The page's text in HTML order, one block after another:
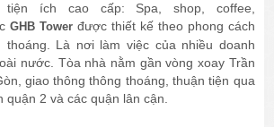
ích cao cấp: Spa, shop, coffee,
GHB Tower được thiết kế theo phong cách
thoáng. Là nơi làm việc của nhiều doanh
nước. Tòa nhà nằm gần vòng xoay Trần
giao thông thông thoáng, thuận tiện qua
quận 2 và các quận lân cận.